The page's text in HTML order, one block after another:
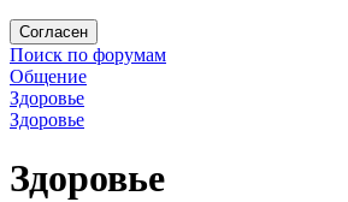
Согласен
Поиск по форумам
Общение
Здоровье
Здоровье
Здоровье